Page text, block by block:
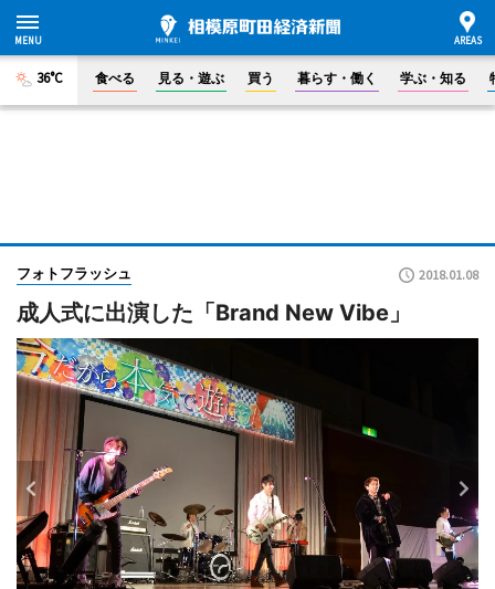
36°C 食べる 見る・遊ぶ 買う 暮らす・働く 学ぶ・知る
フォトフラッシュ 2018.01.08
成人式に出演した「Brand New Vibe」